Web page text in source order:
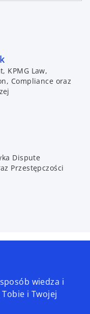
KPMG Law,
Compliance oraz
Dispute
Przestępczości
wiedza i
i Twojej